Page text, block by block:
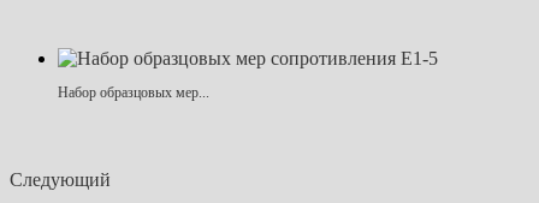
Набор образцовых мер...
Следующий